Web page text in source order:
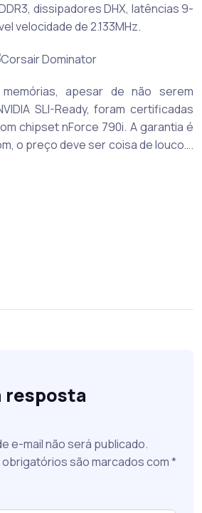
dissipadores DHX, latências 9-
velocidade de 2.133MHz.
apesar de não serem
SLI-Ready, foram certificadas
chipset nForce 790i. A garantia é
o preço deve ser coisa de louco….
resposta
e-mail não será publicado.
são marcados com*